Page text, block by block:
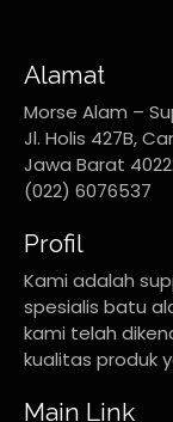
Alamat
Morse Alam –
Jl. Holis 427B,
Jawa Barat
(022) 6076537
Profil
Kami adalah
spesialis batu
kami telah
kualitas produk
Main Link